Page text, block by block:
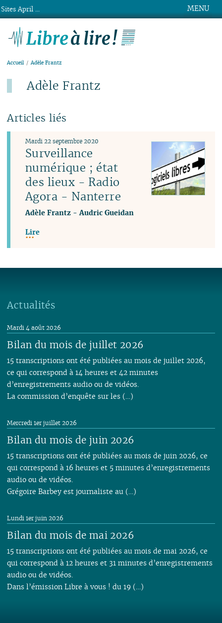
MENU
Accueil Adèle Frantz
Adèle Frantz
Articles liés
Surveillance
numérique ; état
des lieux - Radio
Agora - Nanterre
Mardi 22 septembre 2020
Adèle Frantz -Audric Gueidan
Lire
Actualités
Bilan du mois de juillet 2026
Mardi 4 août 2026
15 transcriptions ont été publiées au mois de juillet 2026,
ce qui correspond à 14 heures et 42 minutes
d’enregistrements audio ou de vidéos.
La commission d’enquête sur les (…)
Bilan du mois de juin 2026
Mercredi 1er juillet 2026
15 transcriptions ont été publiées au mois de juin 2026, ce
qui correspond à 16 heures et 5 minutes d’enregistrements
audio ou de vidéos.
Grégoire Barbey est journaliste au (…)
Bilan du mois de mai 2026
Lundi 1er juin 2026
15 transcriptions ont été publiées au mois de mai 2026, ce
qui correspond à 12 heures et 31 minutes d’enregistrements
audio ou de vidéos.
Dans l’émission Libre à vous ! du 19 (…)
Sites April ...